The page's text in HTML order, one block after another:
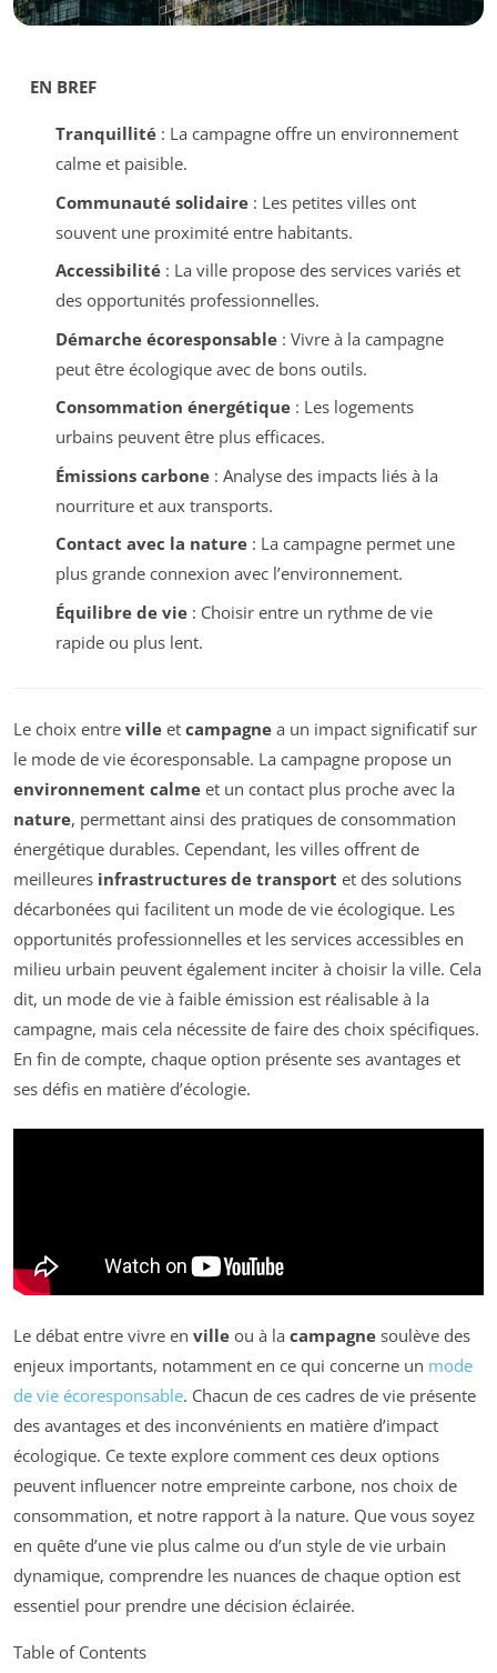
EN BREF
Tranquillité: La campagne offre un environnement
calme et paisible.
Communauté solidaire: Les petites villes ont
souvent une proximité entre habitants.
Accessibilité: La ville propose des services variés et
des opportunités professionnelles.
Démarche écoresponsable: Vivre à la campagne
peut être écologique avec de bons outils.
Consommation énergétique: Les logements
urbains peuvent être plus efficaces.
Émissions carbone: Analyse des impacts liés à la
nourriture et aux transports.
Contact avec la nature: La campagne permet une
plus grande connexion avec l’environnement.
Équilibre de vie: Choisir entre un rythme de vie
rapide ou plus lent.
Le choix entre ville et campagne a un impact significatif sur
le mode de vie écoresponsable. La campagne propose un
environnement calme et un contact plus proche avec la
nature, permettant ainsi des pratiques de consommation
énergétique durables. Cependant, les villes offrent de
meilleures infrastructures de transport et des solutions
décarbonées qui facilitent un mode de vie écologique. Les
opportunités professionnelles et les services accessibles en
milieu urbain peuvent également inciter à choisir la ville. Cela
dit, un mode de vie à faible émission est réalisable à la
campagne, mais cela nécessite de faire des choix spécifiques.
En fin de compte, chaque option présente ses avantages et
ses défis en matière d’écologie.
Le débat entre vivre en ville ou à la campagne soulève des
enjeux importants, notamment en ce qui concerne un mode
de vie écoresponsable. Chacun de ces cadres de vie présente
des avantages et des inconvénients en matière d’impact
écologique. Ce texte explore comment ces deux options
peuvent influencer notre empreinte carbone, nos choix de
consommation, et notre rapport à la nature. Que vous soyez
en quête d’une vie plus calme ou d’un style de vie urbain
dynamique, comprendre les nuances de chaque option est
essentiel pour prendre une décision éclairée.
Table of Contents